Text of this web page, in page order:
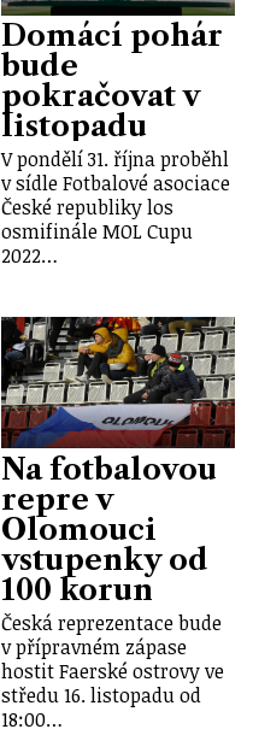
Domácí pohár
bude
pokračovat v
listopadu
V pondělí 31. října proběhl
v sídle Fotbalové asociace
České republiky los
osmifinále MOL Cupu
2022…
Na fotbalovou
repre v
Olomouci
vstupenky od
100 korun
Česká reprezentace bude
v přípravném zápase
hostit Faerské ostrovy ve
středu 16. listopadu od
18:00…